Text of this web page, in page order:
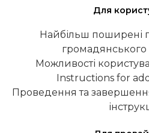
Для
Найбільш поширені
громадянського
Можливості
Instructions for
Проведення та